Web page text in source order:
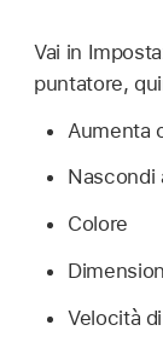
Vai in
puntatore,
Aumenta
Nascondi
Colore
Velocità